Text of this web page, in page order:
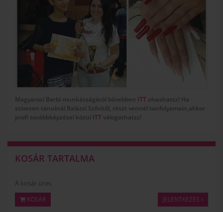
Magyarosi Barbi munkásságáról bővebben ITT olvashatsz! Ha
szívesen tanulnál Balázsi Szilvitől, részt vennél tanfolyamain,akkor
profi továbbképzései közül ITT válogathatsz!
KOSÁR TARTALMA
A kosár üres.
KOSÁR JELENTKEZÉS